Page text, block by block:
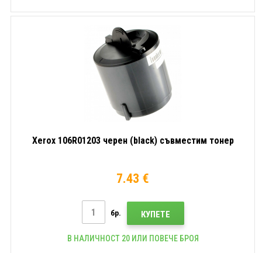
Xerox 106R01203 черен (black) съвместим тонер
7.43 €
бр. КУПЕТЕ
В НАЛИЧНОСТ 20 ИЛИ ПОВЕЧЕ БРОЯ